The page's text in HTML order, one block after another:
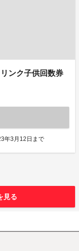
ンク子供回数券
年3月12日まで
見る